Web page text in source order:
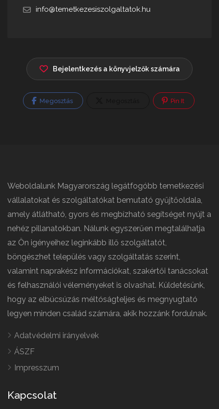
info@temetkezesiszolgaltatok.hu
Bejelentkezés a könyvjelzők számára
Megosztás Pin It
Weboldalunk Magyarország legátfogóbb temetkezési
vállalatokat és szolgáltatókat bemutató gyűjtőoldala,
amely átlátható, gyors és megbízható segítséget nyújt a
nehéz pillanatokban. Nálunk egyszerűen megtalálhatja
az Ön igényeihez leginkább illő szolgáltatót,
böngészhet település vagy szolgáltatás szerint,
valamint naprakész információkat, szakértői tanácsokat
és felhasználói véleményeket is olvashat. Küldetésünk,
hogy az elbúcsúzás méltóságteljes és megnyugtató
legyen minden család számára, akik hozzánk fordulnak.
Adatvédelmi irányelvek
ÁSZF
Impresszum
Kapcsolat